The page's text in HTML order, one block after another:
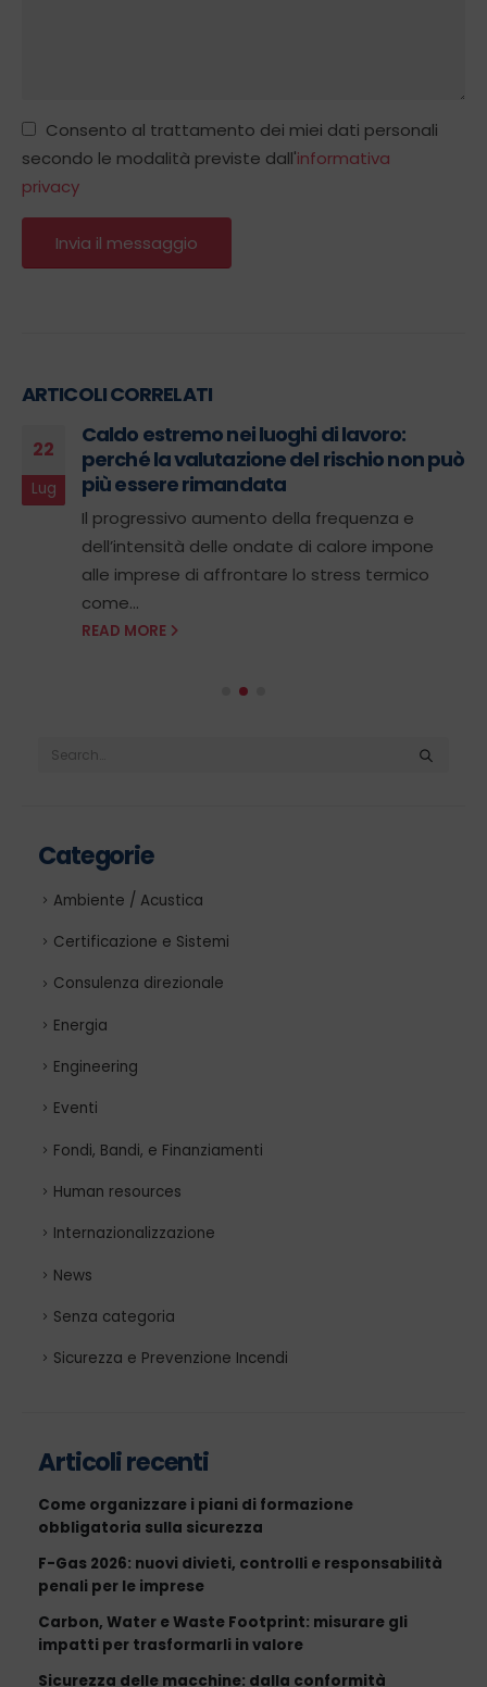
Consento al trattamento dei miei dati personali
secondo le modalità previste dall'informativa
privacy
ARTICOLI CORRELATI
22
Lug
Caldo estremo nei luoghi di lavoro:
perché la valutazione del rischio non può
più essere rimandata
Il progressivo aumento della frequenza e
dell’intensità delle ondate di calore impone
alle imprese di affrontare lo stress termico
come...
READ MORE
Categorie
Ambiente / Acustica
Certificazione e Sistemi
Consulenza direzionale
Energia
Engineering
Eventi
Fondi, Bandi, e Finanziamenti
Human resources
Internazionalizzazione
News
Senza categoria
Sicurezza e Prevenzione Incendi
Articoli recenti
Come organizzare i piani di formazione
obbligatoria sulla sicurezza
F-Gas 2026: nuovi divieti, controlli e responsabilità
penali per le imprese
Carbon, Water e Waste Footprint: misurare gli
impatti per trasformarli in valore
Sicurezza delle macchine: dalla conformità